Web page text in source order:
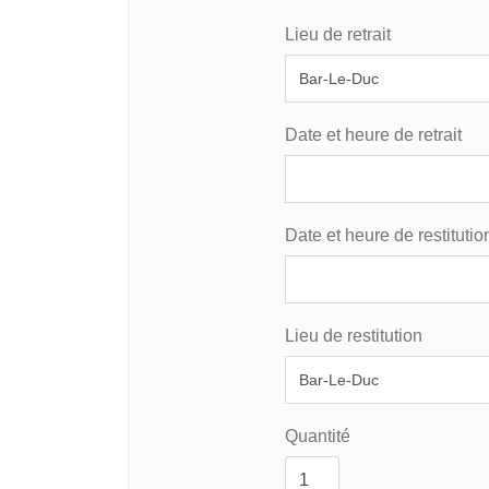
Lieu de retrait
Date et heure de retrait
Date et heure de
Lieu de restitution
Quantité